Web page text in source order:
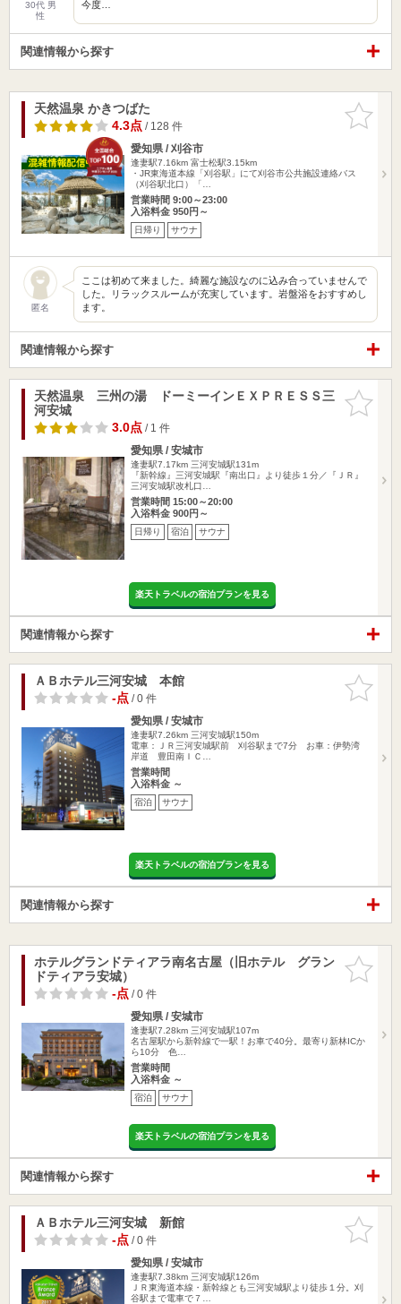
30代 男
性
今度…
関連情報から探す
お気に入
りに追加
天然温泉 かきつばた
4.3点/ 128 件
愛知県 / 刈谷市
逢妻駅7.16km 富士松駅3.15km
・JR東海道本線「刈谷駅」にて刈谷市公共施設連絡バス
（刈谷駅北口）「…
営業時間 9:00～23:00
入浴料金 950円～
日帰り サウナ
匿名
ここは初めて来ました。綺麗な施設なのに込み合っていませんで
した。リラックスルームが充実しています。岩盤浴をおすすめし
ます。
関連情報から探す
お気に入
りに追加
天然温泉 三州の湯 ドーミーインＥＸＰＲＥＳＳ三
河安城
3.0点/ 1 件
愛知県 / 安城市
逢妻駅7.17km 三河安城駅131m
『新幹線』三河安城駅『南出口』より徒歩１分／『ＪＲ』
三河安城駅改札口…
営業時間 15:00～20:00
入浴料金 900円～
日帰り 宿泊 サウナ
楽天トラベルの宿泊プランを見る
関連情報から探す
お気に入
りに追加
ＡＢホテル三河安城 本館
-点/ 0 件
愛知県 / 安城市
逢妻駅7.26km 三河安城駅150m
電車：ＪＲ三河安城駅前 刈谷駅まで7分 お車：伊勢湾
岸道 豊田南ＩＣ…
営業時間
入浴料金 ～
宿泊 サウナ
楽天トラベルの宿泊プランを見る
関連情報から探す
お気に入
りに追加
ホテルグランドティアラ南名古屋（旧ホテル グラン
ドティアラ安城）
-点/ 0 件
愛知県 / 安城市
逢妻駅7.28km 三河安城駅107m
名古屋駅から新幹線で一駅！お車で40分。最寄り新林ICか
ら10分 色…
営業時間
入浴料金 ～
宿泊 サウナ
楽天トラベルの宿泊プランを見る
関連情報から探す
お気に入
りに追加
ＡＢホテル三河安城 新館
-点/ 0 件
愛知県 / 安城市
逢妻駅7.38km 三河安城駅126m
ＪＲ東海道本線・新幹線とも三河安城駅より徒歩１分。刈
谷駅まで電車で７…